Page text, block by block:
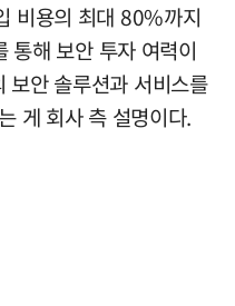
비용의 최대 80%까지
통해 보안 투자 여력이
보안 솔루션과 서비스를
게 회사 측 설명이다.